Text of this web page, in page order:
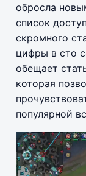
обросла
список
скромного
цифры в сто
обещает
которая
популярной